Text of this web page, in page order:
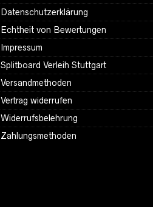
Datenschutzerklärung
Echtheit von Bewertungen
Impressum
Splitboard Verleih Stuttgart
Versandmethoden
Vertrag widerrufen
Widerrufsbelehrung
Zahlungsmethoden